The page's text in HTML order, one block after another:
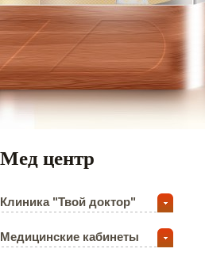
Мед центр
Клиника "Твой доктор"
Медицинские кабинеты